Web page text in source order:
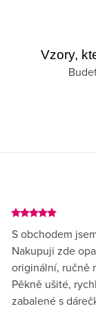
Vzory,
S obchodem
Nakupuji zde
originální, ručně
Pěkně ušité,
zabalené s